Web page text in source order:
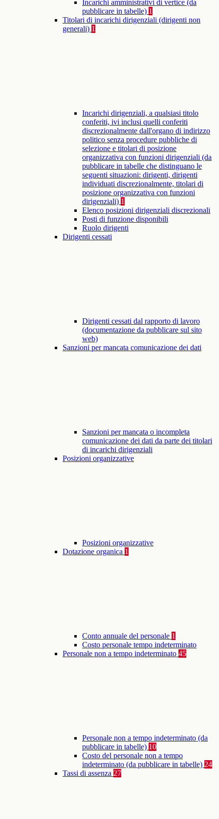
Incarichi amministrativi di vertice (da
pubblicare in tabelle) 1
Titolari di incarichi dirigenziali (dirigenti non
generali) 1
Incarichi dirigenziali, a qualsiasi titolo
conferiti, ivi inclusi quelli conferiti
discrezionalmente dall'organo di indirizzo
politico senza procedure pubbliche di
selezione e titolari di posizione
organizzativa con funzioni dirigenziali (da
pubblicare in tabelle che distinguano le
seguenti situazioni: dirigenti, dirigenti
individuati discrezionalmente, titolari di
posizione organizzativa con funzioni
dirigenziali) 1
Elenco posizioni dirigenziali discrezionali
Posti di funzione disponibili
Ruolo dirigenti
Dirigenti cessati
Dirigenti cessati dal rapporto di lavoro
(documentazione da pubblicare sul sito
web)
Sanzioni per mancata comunicazione dei dati
Sanzioni per mancata o incompleta
comunicazione dei dati da parte dei titolari
di incarichi dirigenziali
Posizioni organizzative
Posizioni organizzative
Dotazione organica 1
Conto annuale del personale 1
Costo personale tempo indeterminato
Personale non a tempo indeterminato 45
Personale non a tempo indeterminato (da
pubblicare in tabelle) 10
Costo del personale non a tempo
indeterminato (da pubblicare in tabelle) 24
Tassi di assenza 27